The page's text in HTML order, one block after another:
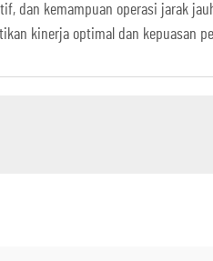
dan kemampuan operasi jarak
kinerja optimal dan kepuasan